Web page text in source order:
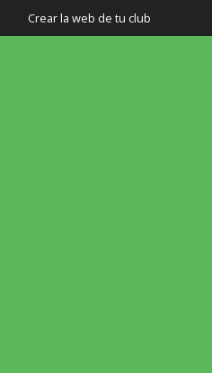
Crear la web de tu club